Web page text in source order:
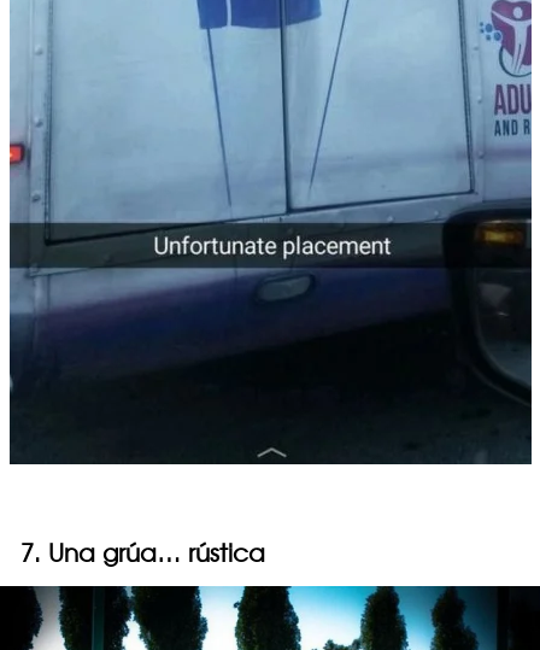
7. Una grúa… rústica